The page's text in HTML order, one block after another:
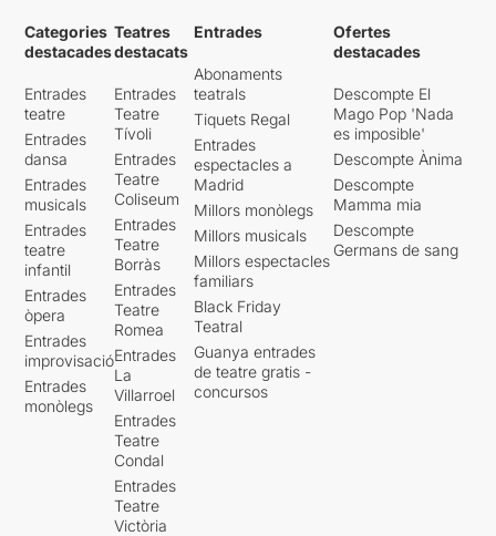
Categories
destacades
Entrades
teatre
Entrades
dansa
Entrades
musicals
Entrades
teatre
infantil
Entrades
òpera
Entrades
improvisació
Entrades
monòlegs
Teatres
destacats
Entrades
Teatre
Tívoli
Entrades
Teatre
Coliseum
Entrades
Teatre
Borràs
Entrades
Teatre
Romea
Entrades
La
Villarroel
Entrades
Teatre
Condal
Entrades
Teatre
Victòria
Entrades
Abonaments
teatrals
Tiquets Regal
Entrades
espectacles a
Madrid
Millors monòlegs
Millors musicals
Millors espectacles
familiars
Black Friday
Teatral
Guanya entrades
de teatre gratis -
concursos
Ofertes
destacades
Descompte El
Mago Pop 'Nada
es imposible'
Descompte Ànima
Descompte
Mamma mia
Descompte
Germans de sang